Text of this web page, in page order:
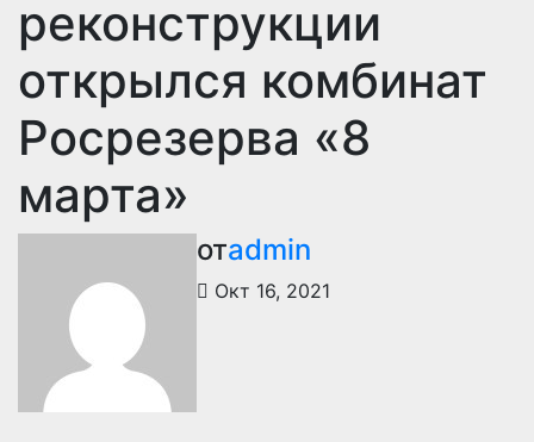
реконструкции
открылся комбинат
Росрезерва «8
марта»
отadmin
Окт 16, 2021